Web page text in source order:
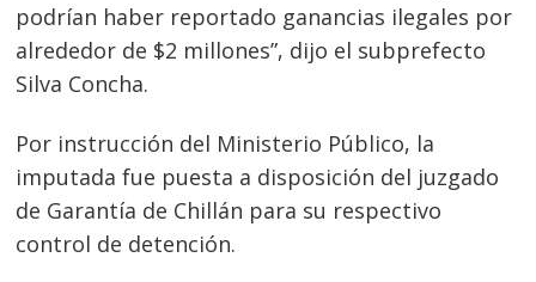
podrían haber reportado ganancias ilegales por
alrededor de $2 millones”, dijo el subprefecto
Silva Concha.
Por instrucción del Ministerio Público, la
imputada fue puesta a disposición del juzgado
de Garantía de Chillán para su respectivo
control de detención.